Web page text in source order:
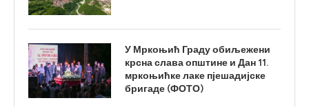
У Мркоњић Граду обиљежени
крсна слава општине и Дан 11.
мркоњићке лаке пјешадијске
бригаде (ФОТО)